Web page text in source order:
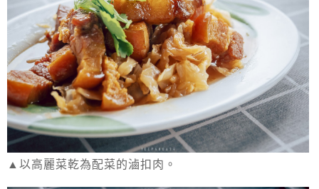
▲以高麗菜乾為配菜的滷扣肉。